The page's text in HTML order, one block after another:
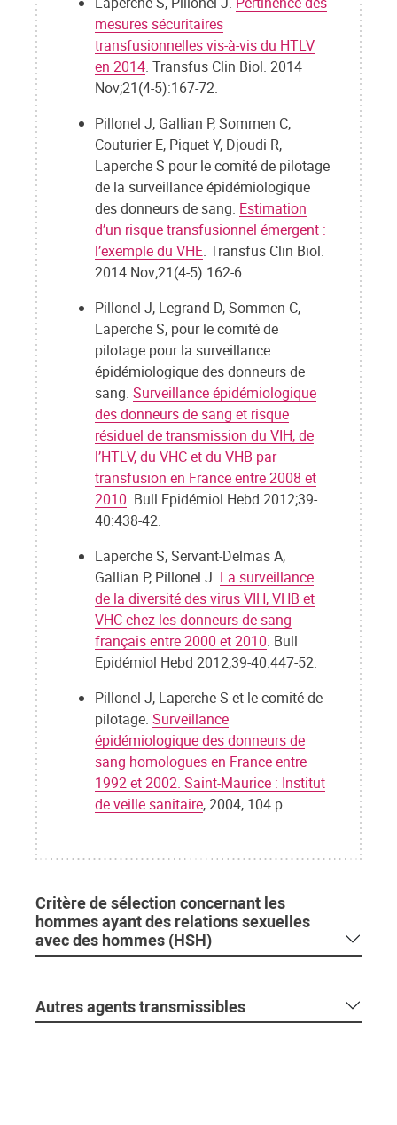
mesures sécuritaires
transfusionnelles vis-à-vis du HTLV
en 2014. Transfus Clin Biol. 2014
Nov;21(4-5):167-72.
Pillonel J, Gallian P, Sommen C,
Couturier E, Piquet Y, Djoudi R,
Laperche S pour le comité de pilotage
de la surveillance épidémiologique
des donneurs de sang. Estimation
d’un risque transfusionnel émergent :
l’exemple du VHE. Transfus Clin Biol.
2014 Nov;21(4-5):162-6.
Pillonel J, Legrand D, Sommen C,
Laperche S, pour le comité de
pilotage pour la surveillance
épidémiologique des donneurs de
sang. Surveillance épidémiologique
des donneurs de sang et risque
résiduel de transmission du VIH, de
l’HTLV, du VHC et du VHB par
transfusion en France entre 2008 et
2010. Bull Epidémiol Hebd 2012;39-
40:438-42.
Laperche S, Servant-Delmas A,
Gallian P, Pillonel J. La surveillance
de la diversité des virus VIH, VHB et
VHC chez les donneurs de sang
français entre 2000 et 2010. Bull
Epidémiol Hebd 2012;39-40:447-52.
Pillonel J, Laperche S et le comité de
pilotage. Surveillance
épidémiologique des donneurs de
sang homologues en France entre
1992 et 2002. Saint-Maurice : Institut
de veille sanitaire, 2004, 104 p.
Critère de sélection concernant les
hommes ayant des relations sexuelles
avec des hommes (HSH)
Autres agents transmissibles